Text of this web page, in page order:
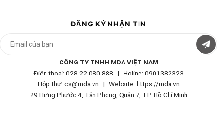
ĐĂNG KÝ NHẬN TIN
CÔNG TY TNHH MDA VIỆT NAM
Điện thoại: 028-22 080 888 | Holine: 0901382323
Hộp thư: cs@mda.vn | Website: https://mda.vn
29 Hưng Phước 4, Tân Phong, Quận 7, TP. Hồ Chí Minh